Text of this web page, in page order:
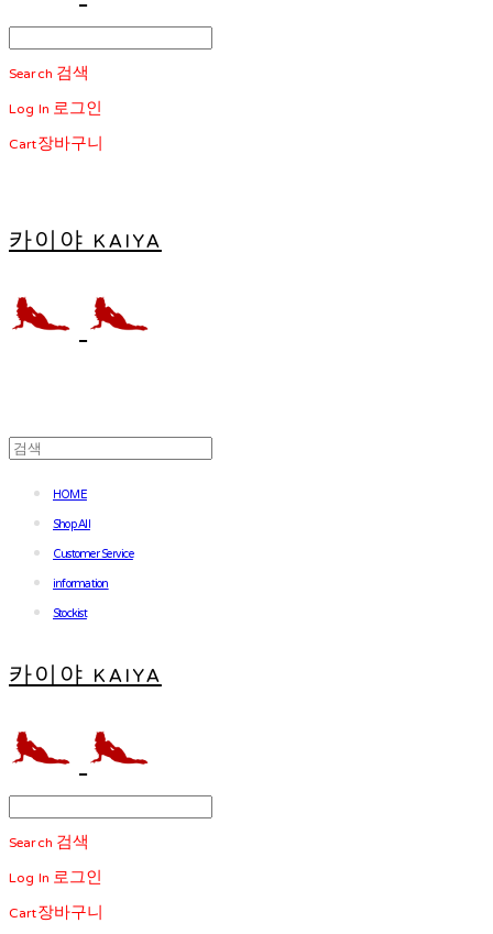
Search검색
Log In로그인
Cart장바구니
카이야 KAIYA
HOME
Shop All
Customer Service
information
Stockist
카이야 KAIYA
Search검색
Log In로그인
Cart장바구니